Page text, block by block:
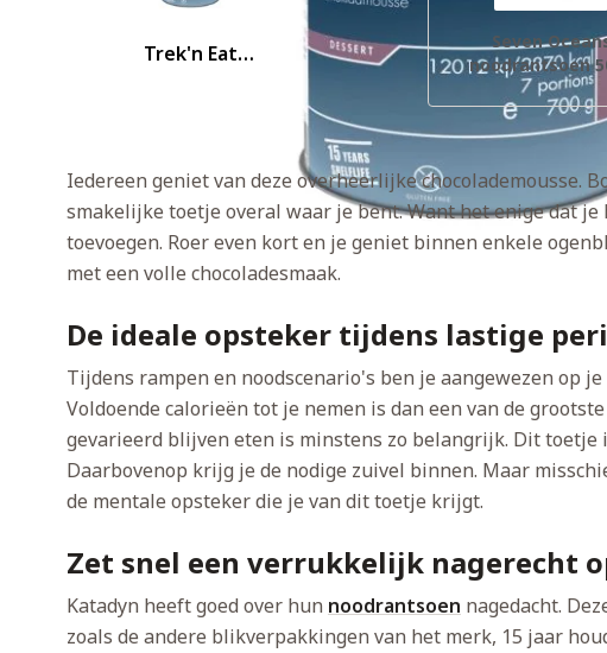
Trek'n Eat
Seven
noodrantsoen
Iedereen geniet van deze overheerlijke chocolademousse.
smakelijke toetje overal waar je bent. Want het enige dat
toevoegen. Roer even kort en je geniet binnen enkele
met een volle chocoladesmaak.
De ideale opsteker tijdens lastige
Tijdens rampen en noodscenario's ben je aangewezen op je
Voldoende calorieën tot je nemen is dan een van de
gevarieerd blijven eten is minstens zo belangrijk. Dit toetje
Daarbovenop krijg je de nodige zuivel binnen. Maar
de mentale opsteker die je van dit toetje krijgt.
Zet snel een verrukkelijk nagerecht
Katadyn heeft goed over hun noodrantsoen nagedacht.
zoals de andere blikverpakkingen van het merk, 15 jaar